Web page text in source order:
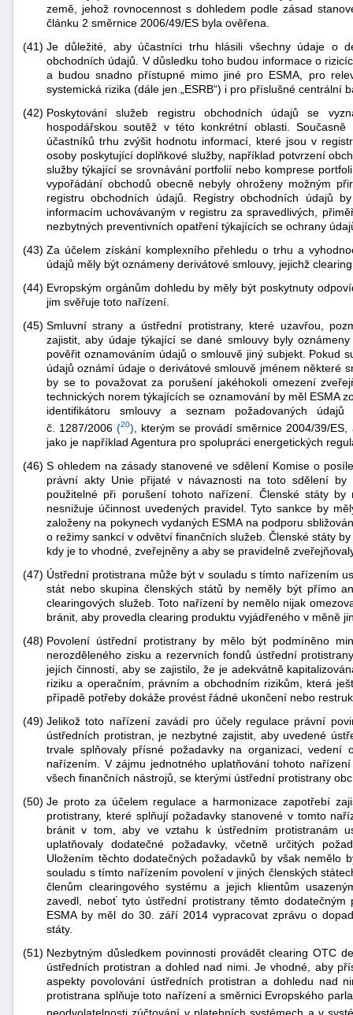
země, jehož rovnocennost s dohledem podle zásad
článku 2 směrnice 2006/49/ES byla ověřena.
(41) Je důležité, aby účastníci trhu hlásili všechny údaje o
obchodních údajů. V důsledku toho budou informace o
a budou snadno přístupné mimo jiné pro ESMA, pro
systemická rizika (dále jen „ESRB“) i pro příslušné centrální
(42) Poskytování služeb registru obchodních údajů se
hospodářskou soutěž v této konkrétní oblasti.
účastníků trhu zvýšit hodnotu informací, které jsou v
osoby poskytující doplňkové služby, například potvrzení
služby týkající se srovnávání portfolií nebo komprese
vypořádání obchodů obecně nebyly ohroženy možným
registru obchodních údajů. Registry obchodních údajů
informacím uchovávaným v registru za spravedlivých,
nezbytných preventivních opatření týkajících se ochrany
(43) Za účelem získání komplexního přehledu o trhu a
údajů měly být oznámeny derivátové smlouvy, jejichž
(44) Evropským orgánům dohledu by měly být poskytnuty
jim svěřuje toto nařízení.
(45) Smluvní strany a ústřední protistrany, které uzavřou,
zajistit, aby údaje týkající se dané smlouvy byly
pověřit oznamováním údajů o smlouvě jiný subjekt. Pokud
údajů oznámí údaje o derivátové smlouvě jménem některé
by se to považovat za porušení jakéhokoli omezení
technických norem týkajících se oznamování by měl ESMA
identifikátoru smlouvy a seznam požadovaných
č. 1287/2006 (20) , kterým se provádí směrnice 2004/39/
jako je například Agentura pro spolupráci energetických
(46) S ohledem na zásady stanovené ve sdělení Komise o
právní akty Unie přijaté v návaznosti na toto sdělení by
použitelné při porušení tohoto nařízení. Členské státy
nesnižuje účinnost uvedených pravidel. Tyto sankce by
založeny na pokynech vydaných ESMA na podporu
o režimy sankcí v odvětví finančních služeb. Členské státy
kdy je to vhodné, zveřejněny a aby se pravidelně
(47) Ústřední protistrana může být v souladu s tímto nařízením
stát nebo skupina členských států by neměly být přímo
clearingových služeb. Toto nařízení by nemělo nijak
bránit, aby provedla clearing produktu vyjádřeného v měně
(48) Povolení ústřední protistrany by mělo být podmíněno
nerozděleného zisku a rezervních fondů ústřední
jejích činností, aby se zajistilo, že je adekvátně
riziku a operačním, právním a obchodním rizikům, která
případě potřeby dokáže provést řádné ukončení nebo
(49) Jelikož toto nařízení zavádí pro účely regulace právní
ústředních protistran, je nezbytné zajistit, aby uvedené
trvale splňovaly přísné požadavky na organizaci, vedení
nařízením. V zájmu jednotného uplatňování tohoto
všech finančních nástrojů, se kterými ústřední protistrany
(50) Je proto za účelem regulace a harmonizace zapotřebí
protistrany, které splňují požadavky stanovené v tomto
bránit v tom, aby ve vztahu k ústředním protistranám
uplatňovaly dodatečné požadavky, včetně určitých
Uložením těchto dodatečných požadavků by však nemělo
souladu s tímto nařízením povolení v jiných členských
členům clearingového systému a jejich klientům
zavedl, neboť tyto ústřední protistrany těmto
ESMA by měl do 30. září 2014 vypracovat zprávu o
státy.
(51) Nezbytným důsledkem povinnosti provádět clearing OTC
ústředních protistran a dohled nad nimi. Je vhodné, aby
aspekty povolování ústředních protistran a dohledu nad
protistrana splňuje toto nařízení a směrnici Evropského